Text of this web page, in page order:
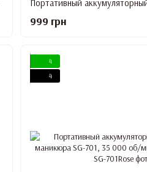
999 грн
4
4